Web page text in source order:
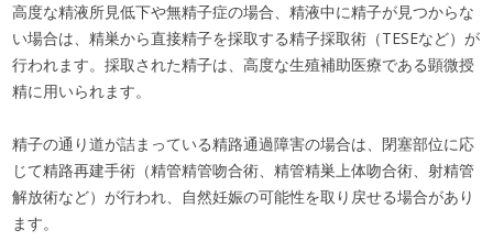
高度な精液所見低下や無精子症の場合、精液中に精子が見つからな
い場合は、精巣から直接精子を採取する精子採取術（TESEなど）が
行われます。採取された精子は、高度な生殖補助医療である顕微授
精に用いられます。
精子の通り道が詰まっている精路通過障害の場合は、閉塞部位に応
じて精路再建手術（精管精管吻合術、精管精巣上体吻合術、射精管
解放術など）が行われ、自然妊娠の可能性を取り戻せる場合があり
ます。